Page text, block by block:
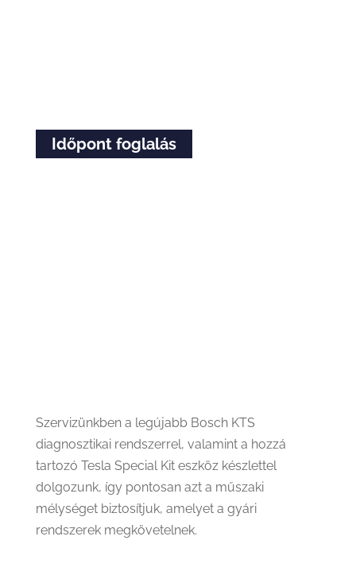
Időpont foglalás
Szervizünkben a legújabb Bosch KTS
diagnosztikai rendszerrel, valamint a hozzá
tartozó Tesla Special Kit eszköz készlettel
dolgozunk, így pontosan azt a műszaki
mélységet biztosítjuk, amelyet a gyári
rendszerek megkövetelnek.